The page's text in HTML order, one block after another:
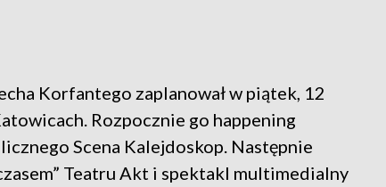
Korfantego zaplanował w piątek, 12
Rozpocznie go happening
Scena Kalejdoskop. Następnie
Teatru Akt i spektakl multimedialny